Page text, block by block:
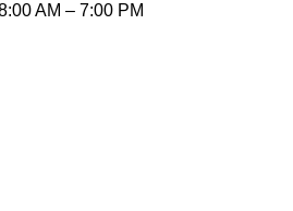
AM – 7:00 PM